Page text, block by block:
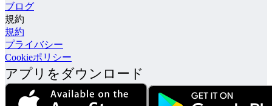
ブログ
規約
規約
プライバシー
Cookieポリシー
アプリをダウンロード